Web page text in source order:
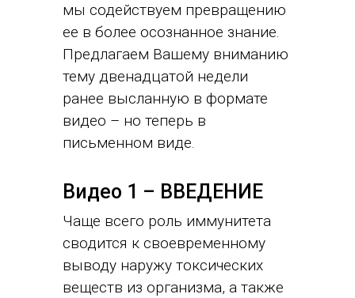
мы содействуем превращению
ее в более осознанное знание.
Предлагаем Вашему вниманию
тему двенадцатой недели
ранее высланную в формате
видео – но теперь в
письменном виде.
Видео 1 – ВВЕДЕНИЕ
Чаще всего роль иммунитета
сводится к своевременному
выводу наружу токсических
веществ из организма, а также